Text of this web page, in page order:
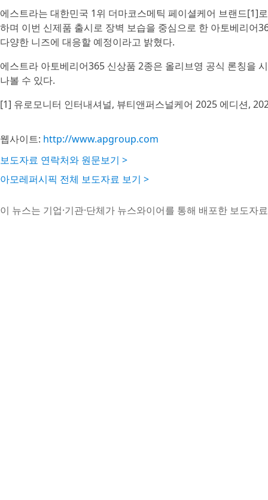
에스트라는 대한민국 1위 더마코스메틱 페이셜케어 브랜드[1]
하며 이번 신제품 출시로 장벽 보습을 중심으로 한 아토베리어
다양한 니즈에 대응할 예정이라고 밝혔다.
에스트라 아토베리어365 신상품 2종은 올리브영 공식 론칭을
나볼 수 있다.
[1] 유로모니터 인터내셔널, 뷰티앤퍼스널케어 2025 에디션,
웹사이트: http://www.apgroup.com
보도자료 연락처와 원문보기 >
아모레퍼시픽 전체 보도자료 보기 >
이 뉴스는 기업·기관·단체가 뉴스와이어를 통해 배포한 보도자